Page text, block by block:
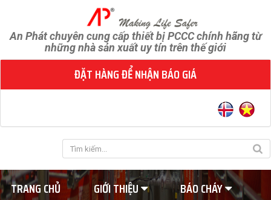
An Phát chuyên cung cấp thiết bị PCCC chính hãng từ
những nhà sản xuất uy tín trên thế giới
ĐẶT HÀNG ĐỂ NHẬN BÁO GIÁ
TRANG CHỦ GIỚI THIỆU
BÁO CHÁY